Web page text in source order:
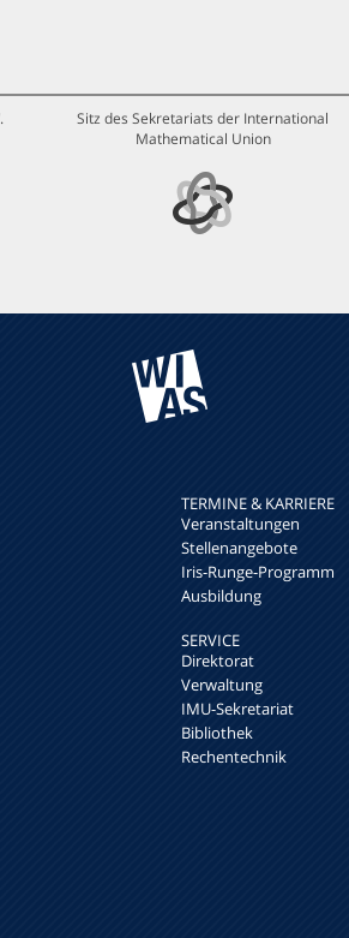
Sitz des Sekretariats der International
Mathematical Union
TERMINE & KARRIERE
Veranstaltungen
Stellenangebote
Iris-Runge-Programm
Ausbildung
SERVICE
Direktorat
Verwaltung
IMU-Sekretariat
Bibliothek
Rechentechnik